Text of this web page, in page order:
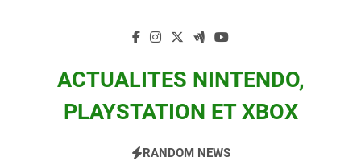
ACTUALITES NINTENDO,
PLAYSTATION ET XBOX
Zelda, Splatoon, Pokemon Entre Autres
RANDOM NEWS